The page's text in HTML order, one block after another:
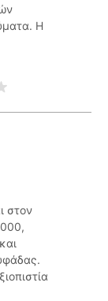
Η
στον